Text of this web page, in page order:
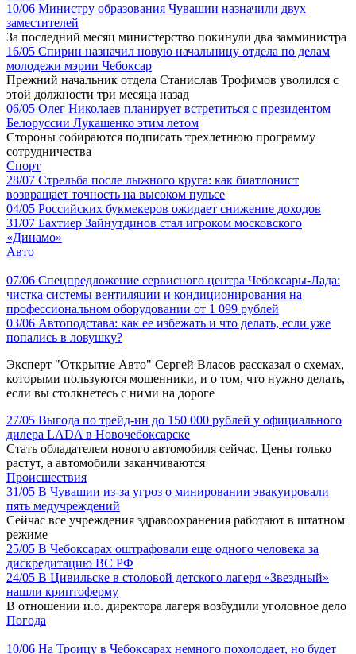
10/06 Министру образования Чувашии назначили двух
заместителей
За последний месяц министерство покинули два замминистра
16/05 Спирин назначил новую начальницу отдела по делам
молодежи мэрии Чебоксар
Прежний начальник отдела Станислав Трофимов уволился с
этой должности три месяца назад
06/05 Олег Николаев планирует встретиться с президентом
Белоруссии Лукашенко этим летом
Стороны собираются подписать трехлетнюю программу
сотрудничества
Спорт
28/07 Стрельба после лыжного круга: как биатлонист
возвращает точность на высоком пульсе
04/05 Российских букмекеров ожидает снижение доходов
31/07 Бахтиер Зайнутдинов стал игроком московского
«Динамо»
Авто
07/06 Спецпредложение сервисного центра Чебоксары-Лада:
чистка системы вентиляции и кондиционирования на
профессиональном оборудовании от 1 099 рублей
03/06 Автоподстава: как ее избежать и что делать, если уже
попались в ловушку?
Эксперт "Открытие Авто" Сергей Власов рассказал о схемах,
которыми пользуются мошенники, и о том, что нужно делать,
если вы столкнетесь с ними на дороге
27/05 Выгода по трейд-ин до 150 000 рублей у официального
дилера LADA в Новочебоксарске
Стать обладателем нового автомобиля сейчас. Цены только
растут, а автомобили заканчиваются
Происшествия
31/05 В Чувашии из-за угроз о минировании эвакуировали
пять медучреждений
Сейчас все учреждения здравоохранения работают в штатном
режиме
25/05 В Чебоксарах оштрафовали еще одного человека за
дискредитацию ВС РФ
24/05 В Цивильске в столовой детского лагеря «Звездный»
нашли криптоферму
В отношении и.о. директора лагеря возбудили уголовное дело
Погода
10/06 На Троицу в Чебоксарах немного похолодает, но будет